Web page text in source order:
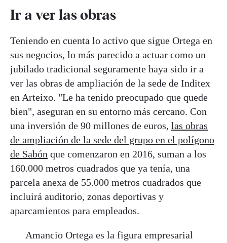
Ir a ver las obras
Teniendo en cuenta lo activo que sigue Ortega en
sus negocios, lo más parecido a actuar como un
jubilado tradicional seguramente haya sido ir a
ver las obras de ampliación de la sede de Inditex
en Arteixo. "Le ha tenido preocupado que quede
bien", aseguran en su entorno más cercano. Con
una inversión de 90 millones de euros, las obras
de ampliación de la sede del grupo en el polígono
de Sabón que comenzaron en 2016, suman a los
160.000 metros cuadrados que ya tenía, una
parcela anexa de 55.000 metros cuadrados que
incluirá auditorio, zonas deportivas y
aparcamientos para empleados.
Amancio Ortega es la figura empresarial